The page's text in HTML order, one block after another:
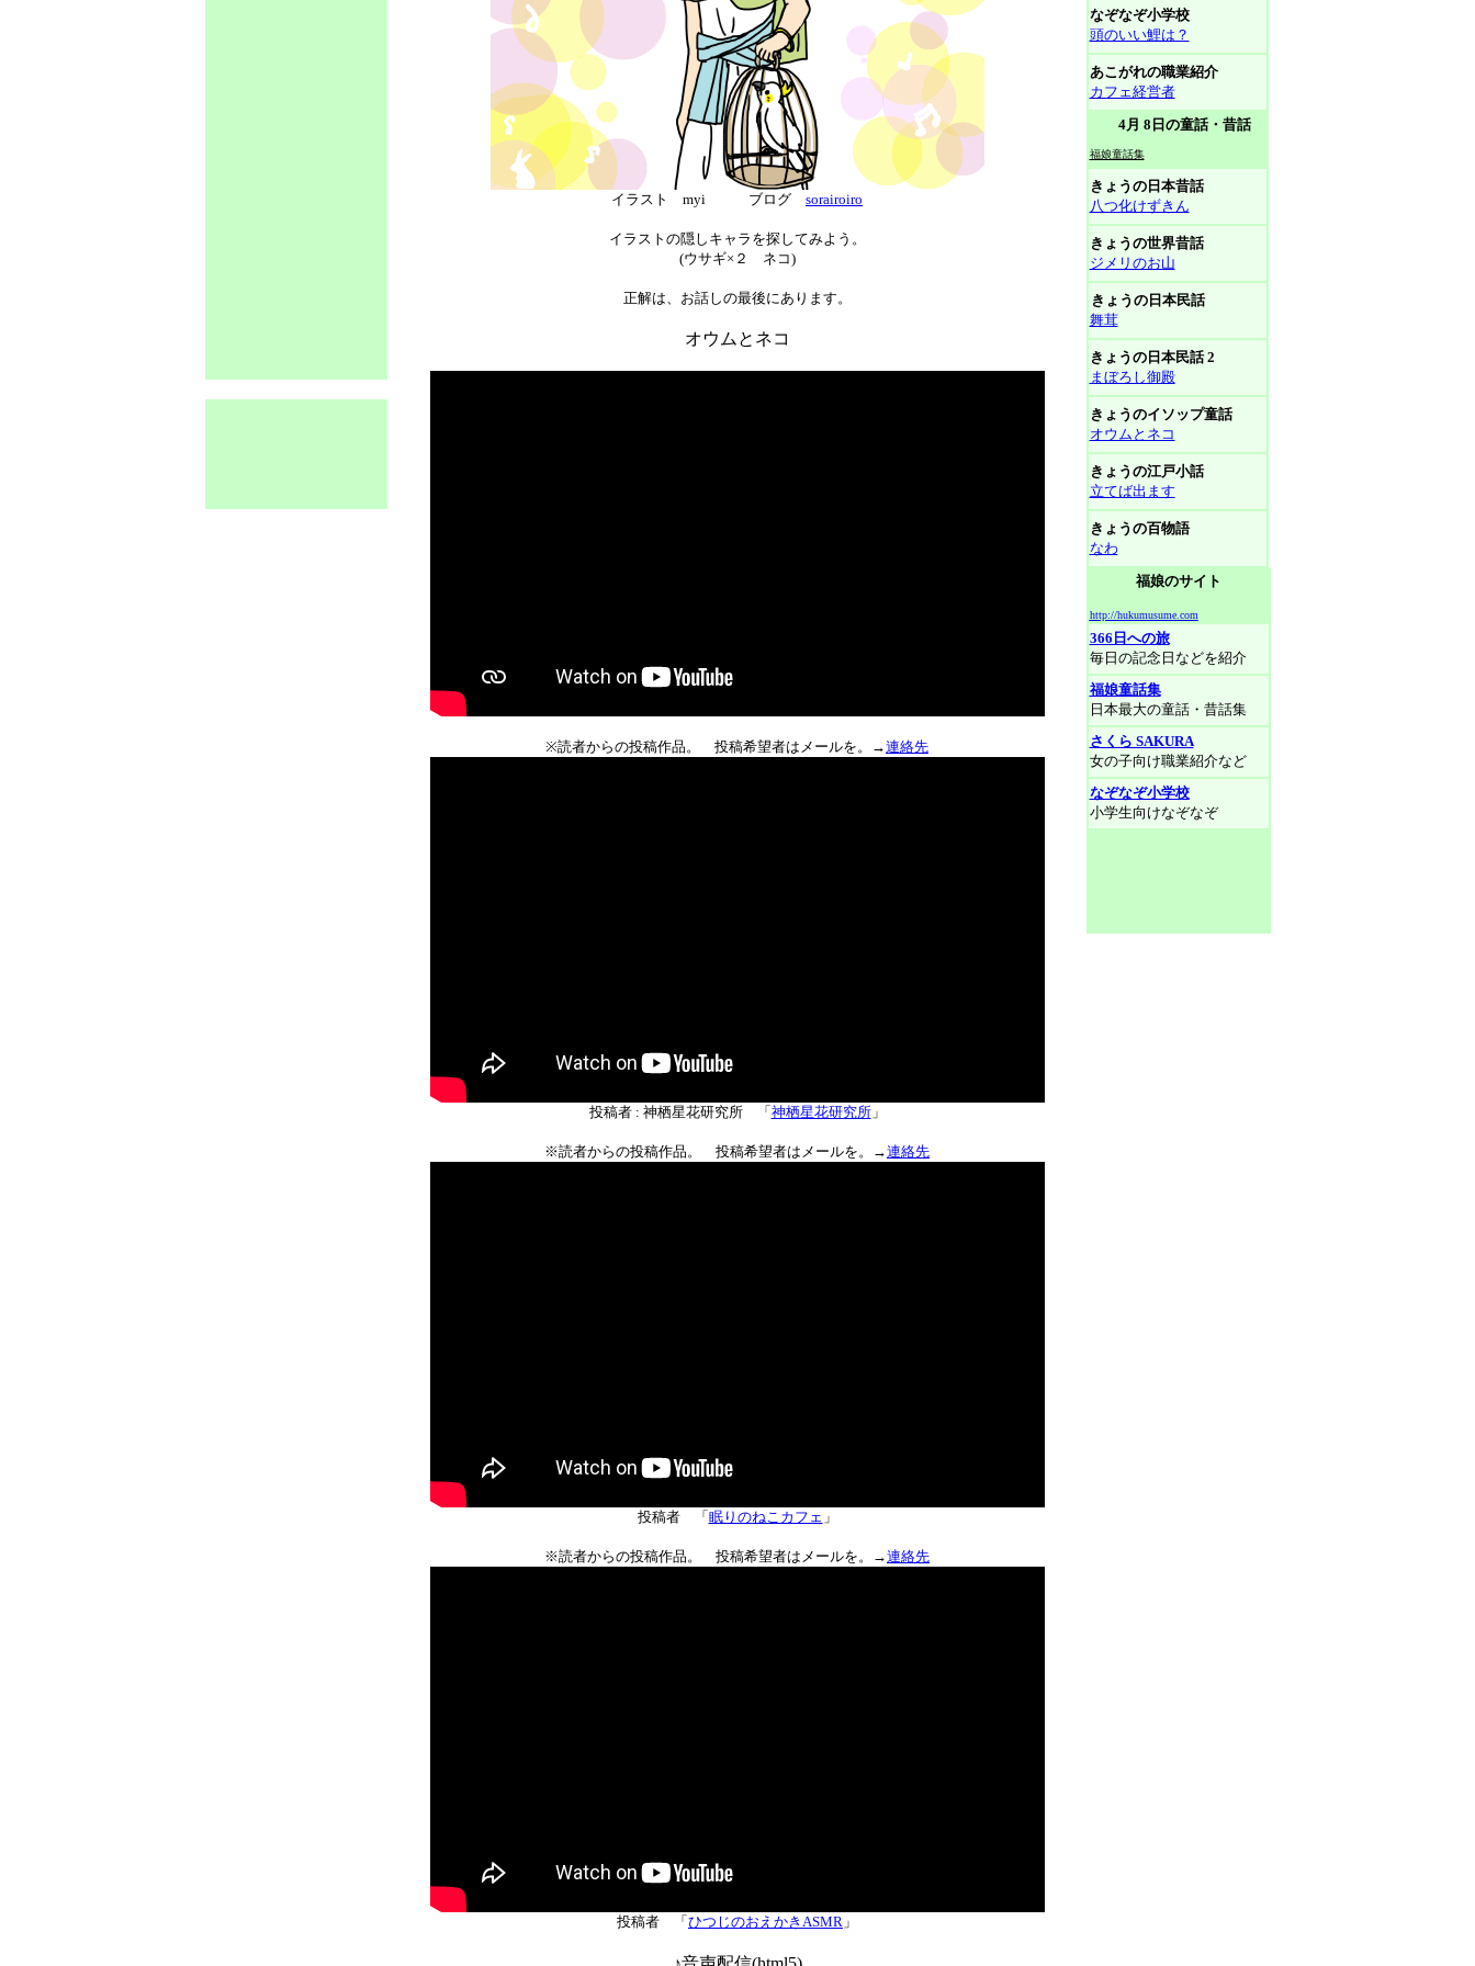
イラスト myi ブログ sorairoiro
イラストの隠しキャラを探してみよう。
(ウサギ×２ ネコ)
正解は、お話しの最後にあります。
オウムとネコ
※読者からの投稿作品。 投稿希望者はメールを。→連絡先
投稿者 : 神栖星花研究所 「 神栖星花研究所」
※読者からの投稿作品。 投稿希望者はメールを。→連絡先
投稿者 「 眠りのねこカフェ 」
※読者からの投稿作品。 投稿希望者はメールを。→連絡先
投稿者 「 ひつじのおえかきASMR 」
なぞなぞ小学校
頭のいい鯉は？
あこがれの職業紹介
カフェ経営者
4月 8日の童話・昔話
福娘童話集
きょうの日本昔話
八つ化けずきん
きょうの世界昔話
ジメリのお山
きょうの日本民話
舞茸
きょうの日本民話 2
まぼろし御殿
きょうのイソップ童話
オウムとネコ
きょうの江戸小話
立てば出ます
きょうの百物語
なわ
福娘のサイト
http://hukumusume.com
366日への旅
毎日の記念日などを紹介
福娘童話集
日本最大の童話・昔話集
さくら SAKURA
女の子向け職業紹介など
なぞなぞ小学校
小学生向けなぞなぞ